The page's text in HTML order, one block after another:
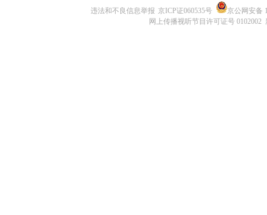
违法和不良信息举报 京ICP证060535号
京公网安备
网上传播视听节目许可证号 0102002